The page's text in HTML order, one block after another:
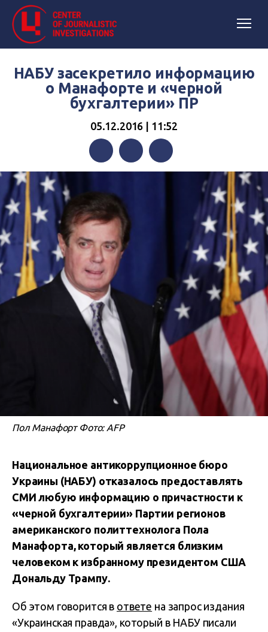
НАБУ засекретило информацию
о Манафорте и «черной
бухгалтерии» ПР
05.12.2016 | 11:52
FacebookTwitterTelegram
Пол Манафорт Фото: AFP
Национальное антикоррупционное бюро
Украины (НАБУ) отказалось предоставлять
СМИ любую информацию о причастности к
«черной бухгалтерии» Партии регионов
американского политтехнолога Пола
Манафорта, который является близким
человеком к избранному президентом США
Дональду Трампу.
Об этом говорится в ответе на запрос издания
«Украинская правда», который в НАБУ писали